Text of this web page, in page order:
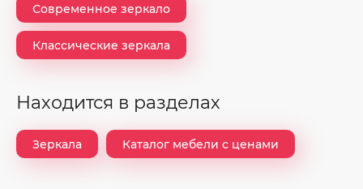
Современное зеркало
Классические зеркала
Находится в разделах
Зеркала Каталог мебели с ценами